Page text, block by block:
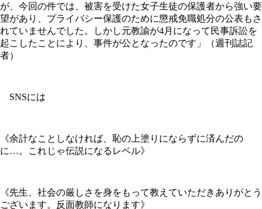
が、今回の件では、被害を受けた女子生徒の保護者から強い要
望があり、プライバシー保護のために懲戒免職処分の公表もさ
れていませんでした。しかし元教諭が4月になって民事訴訟を
起こしたことにより、事件が公となったのです」（週刊誌記
者）
SNSには
《余計なことしなければ、恥の上塗りにならずに済んだの
に…。これじゃ伝説になるレベル》
《先生、社会の厳しさを身をもって教えていただきありがとう
ございます。反面教師になります》